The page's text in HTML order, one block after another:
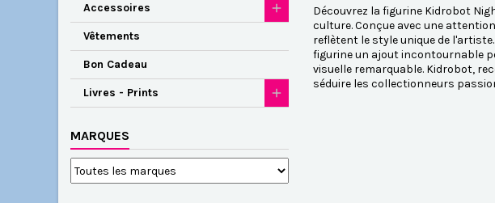
Accessoires
Vêtements
Bon Cadeau
Livres - Prints
MARQUES
Découvrez la figurine Kidrobot
culture. Conçue avec une
reflètent le style unique de
figurine un ajout incontournable
visuelle remarquable. Kidrobot,
séduire les collectionneurs